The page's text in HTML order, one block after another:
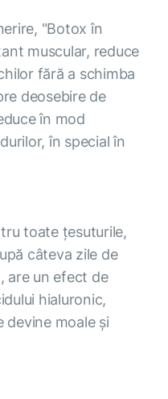
"Botox în
muscular, reduce
fără a schimba
deosebire de
în mod
în special în
toate țesuturile,
câteva zile de
are un efect de
hialuronic,
devine moale și